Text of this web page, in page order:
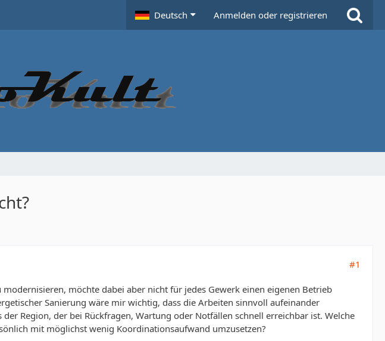
Deutsch Anmelden oder registrieren
#1
möchte dabei aber nicht für jedes Gewerk einen eigenen Betrieb
Sanierung wäre mir wichtig, dass die Arbeiten sinnvoll aufeinander
Region, der bei Rückfragen, Wartung oder Notfällen schnell erreichbar ist. Welche
mit möglichst wenig Koordinationsaufwand umzusetzen?